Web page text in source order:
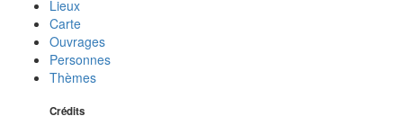
Lieux
Carte
Ouvrages
Personnes
Thèmes
Crédits